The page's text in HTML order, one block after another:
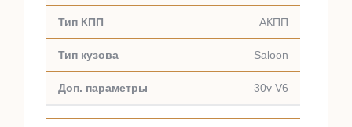
АКПП
Saloon
30v V6